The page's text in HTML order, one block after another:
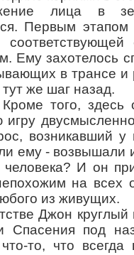
лица в
Первым
Ему захотелось
в трансе и
же шаг назад.
здесь он
игру
возникавший у
ему - возвышали
человека? И он
на всех
из живущих.
круглый год
Спасения под
то, что